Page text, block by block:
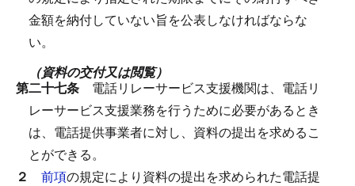
金額を納付していない旨を公表しなければならな
い。
（資料の交付又は閲覧）
第二十七条 電話リレーサービス支援機関は、電話リ
レーサービス支援業務を行うために必要があるとき
は、電話提供事業者に対し、資料の提出を求めるこ
とができる。
２ 前項の規定により資料の提出を求められた電話提